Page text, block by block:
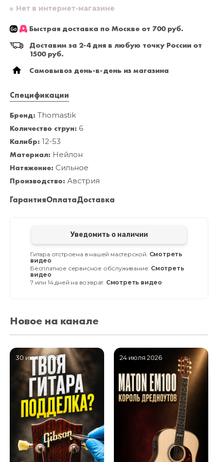
Нет в интернет-магазине
Быстрая доставка по Москве от 700 руб.
Доставим за 2-4 дня в любую точку России от
1500 руб.
Самовывоз день-в-день из магазина
Спецификации
Бренд: Thomastik
Количество струн: 6
Калибр: 12-53
Материал: Нейлон
Натяжение: Сильное
Производство: Австрия
ГарантияОплатаДоставка
Уведомить о наличии
Гитара отстроена в нашей мастерской. Смотреть
видео
Бесплатное сервисное обслуживание. Смотреть
видео
7 или 14 дней на возврат. Смотреть видео
Новое на канале
30 июля 2026 24 июля 2026